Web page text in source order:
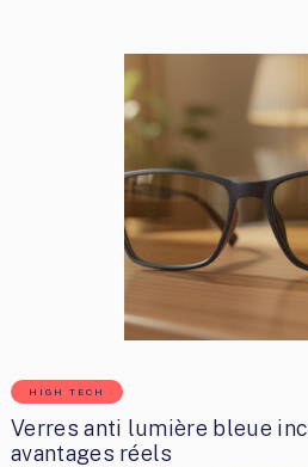
HIGH TECH
Verres anti lumière bleue
avantages réels